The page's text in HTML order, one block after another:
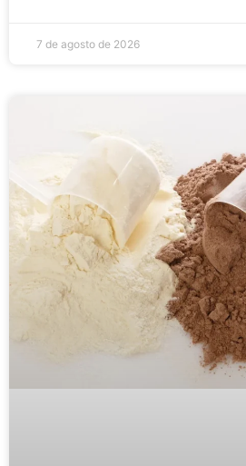
7 de agosto de 2026